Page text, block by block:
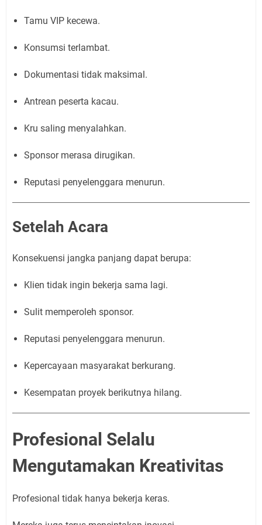
Tamu VIP kecewa.
Konsumsi terlambat.
Dokumentasi tidak maksimal.
Antrean peserta kacau.
Kru saling menyalahkan.
Sponsor merasa dirugikan.
Reputasi penyelenggara menurun.
Setelah Acara
Konsekuensi jangka panjang dapat berupa:
Klien tidak ingin bekerja sama lagi.
Sulit memperoleh sponsor.
Reputasi penyelenggara menurun.
Kepercayaan masyarakat berkurang.
Kesempatan proyek berikutnya hilang.
Profesional Selalu
Mengutamakan Kreativitas
Profesional tidak hanya bekerja keras.